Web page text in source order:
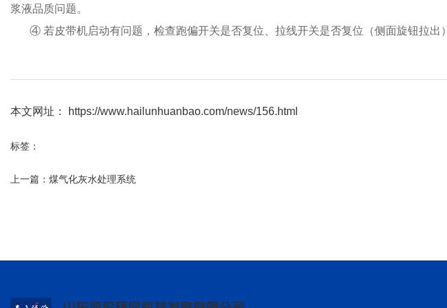
浆液品质问题。
④ 若皮带机启动有问题，检查跑偏开关是否复位、拉线开关是否复位（侧面旋钮拉出）
本文网址： https://www.hailunhuanbao.com/news/156.html
标签：
上一篇： 煤气化灰水处理系统